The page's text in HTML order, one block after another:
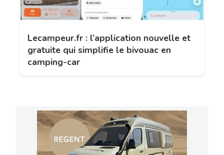
Lecampeur.fr : l’application nouvelle et
gratuite qui simplifie le bivouac en
camping-car